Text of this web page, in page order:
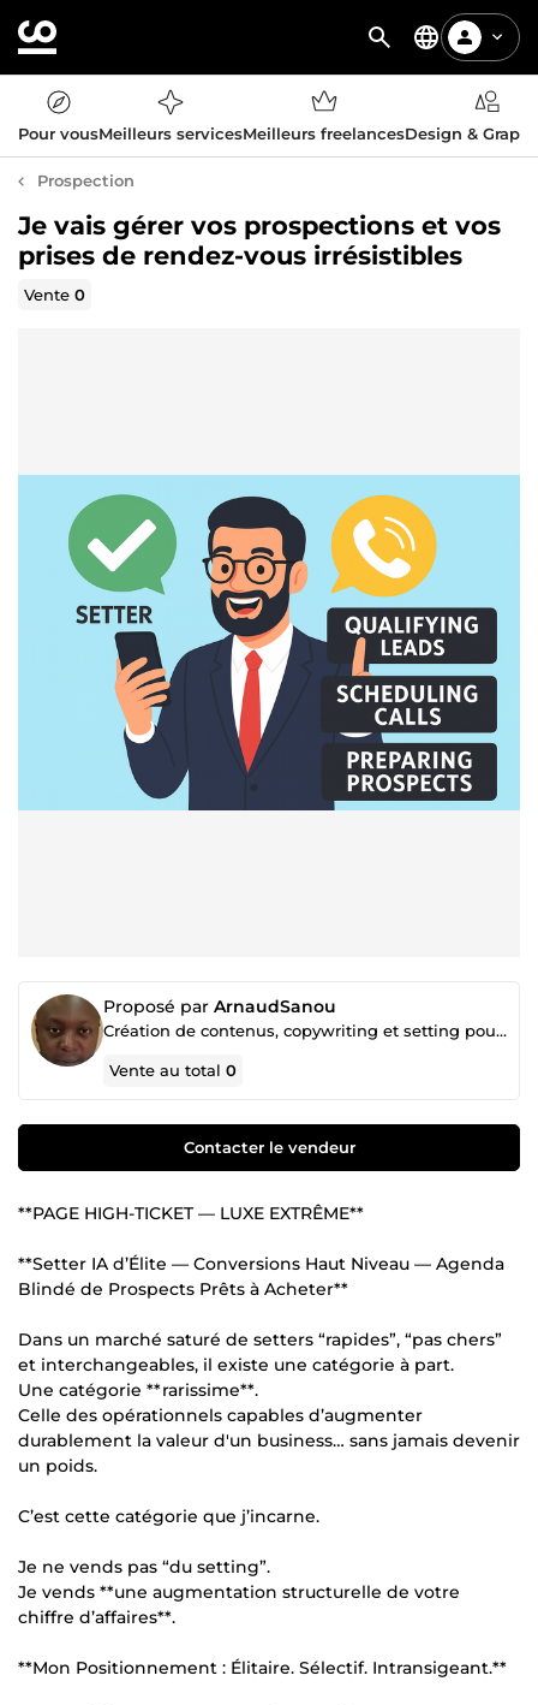
Pour vousMeilleurs servicesMeilleurs freelancesDesign &
Prospection
Je vais gérer vos prospections et vos
prises de rendez-vous irrésistibles
Vente0
Proposé par ArnaudSanou
Création de contenus, copywriting et setting pour transformer vos prospects en clients
Vente au total0
Contacter le vendeur
**PAGE HIGH-TICKET — LUXE EXTRÊME**
**Setter IA d’Élite — Conversions Haut Niveau — Agenda
Blindé de Prospects Prêts à Acheter**
Dans un marché saturé de setters “rapides”, “pas chers”
et interchangeables, il existe une catégorie à part.
Une catégorie **rarissime**.
Celle des opérationnels capables d’augmenter
durablement la valeur d'un business… sans jamais devenir
un poids.
C’est cette catégorie que j’incarne.
Je ne vends pas “du setting”.
Je vends **une augmentation structurelle de votre
chiffre d’affaires**.
**Mon Positionnement : Élitaire. Sélectif. Intransigeant.**